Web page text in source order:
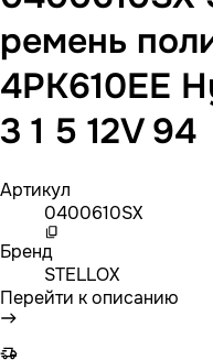
ремень
4PK610EE
3 1 5 12V 94
Артикул
0400610SX
Бренд
STELLOX
Перейти к описанию